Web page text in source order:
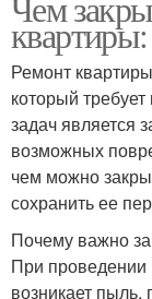
Ремонт
который
задач является
возможных
чем можно
сохранить ее
Почему важно
При проведении
возникает пыль,